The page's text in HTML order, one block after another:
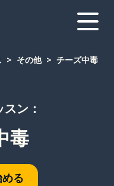
その他 チーズ中毒
ン：
毒
る